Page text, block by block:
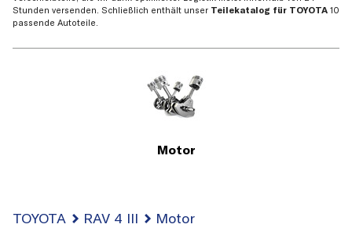
Stunden versenden. Schließlich enthält unser Teilekatalog für TOYOTA 10
passende Autoteile.
Motor
TOYOTA RAV 4 III Motor